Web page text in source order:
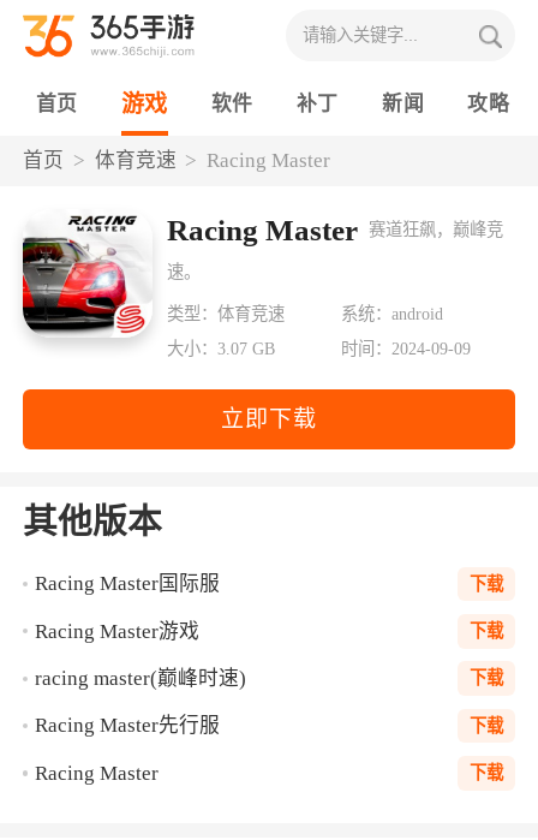
首页 游戏 软件 补丁 新闻 攻略
首页 体育竞速 Racing Master
Racing Master 赛道狂飙，巅峰竞
速。
类型：体育竞速
系统：android
大小：3.07 GB
时间：2024-09-09
立即下载
其他版本
Racing Master国际服 下载
Racing Master游戏 下载
racing master(巅峰时速) 下载
Racing Master先行服 下载
Racing Master 下载